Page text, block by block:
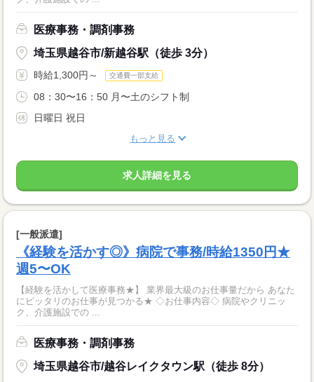
医療事務・調剤事務
埼玉県越谷市/新越谷駅（徒歩 3分）
時給1,300円～ 交通費一部支給
08：30〜16：50 月〜土のシフト制
日曜日 祝日
もっと見る
求人詳細を見る
[一般派遣]
《経験を活かす◎》病院で事務/時給1350円★
週5〜OK
【経験を活かして医療事務★】 業界最大級のお仕事量だから あなた
にピッタリのお仕事が見つかる★ ◇お仕事内容◇ 病院やクリニッ
ク、介護施設での ...
医療事務・調剤事務
埼玉県越谷市/越谷レイクタウン駅（徒歩 8分）